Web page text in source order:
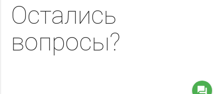
Остались
вопросы?
question_answer